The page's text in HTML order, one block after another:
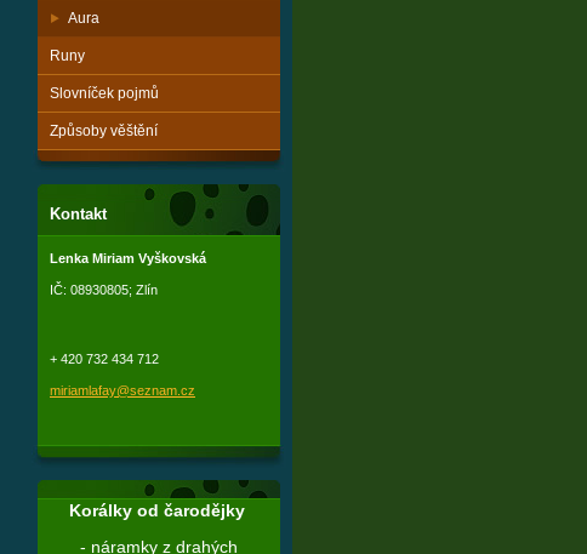
Aura
Runy
Slovníček pojmů
Způsoby věštění
Kontakt
Lenka Miriam Vyškovská
IČ: 08930805; Zlín
+ 420 732 434 712
miriamlafay@seznam.cz
Korálky od čarodějky
- náramky z drahých